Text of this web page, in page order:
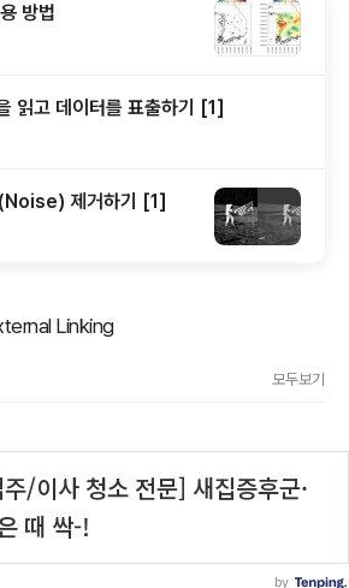
방법
읽고 데이터를 표출하기 [1]
제거하기 [1]
Linking
모두보기